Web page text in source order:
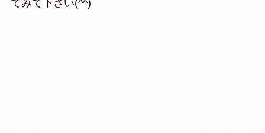
てみて下さい(^^)